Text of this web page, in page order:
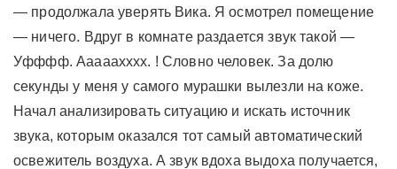
— продолжала уверять Вика. Я осмотрел помещение
— ничего. Вдруг в комнате раздается звук такой —
Уфффф. Ааааахххх. ! Словно человек. За долю
секунды у меня у самого мурашки вылезли на коже.
Начал анализировать ситуацию и искать источник
звука, которым оказался тот самый автоматический
освежитель воздуха. А звук вдоха выдоха получается,